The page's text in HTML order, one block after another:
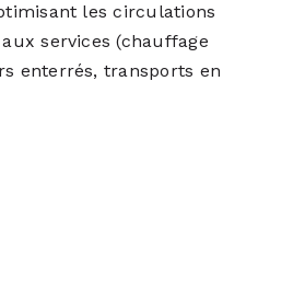
les circulations
services (chauffage
enterrés, transports en